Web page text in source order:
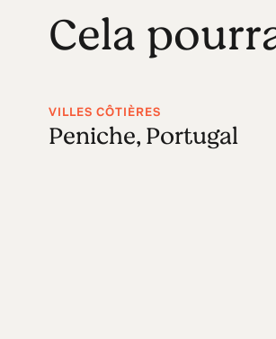
Cela
VILLES CÔTIÈRES
Peniche, Portugal